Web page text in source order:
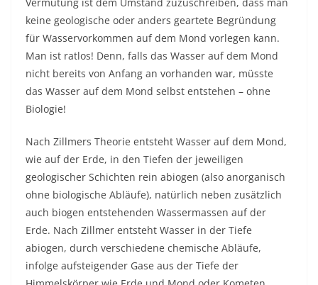
keine geologische oder anders geartete Begründung
für Wasservorkommen auf dem Mond vorlegen kann.
Man ist ratlos! Denn, falls das Wasser auf dem Mond
nicht bereits von Anfang an vorhanden war, müsste
das Wasser auf dem Mond selbst entstehen – ohne
Biologie!
Nach Zillmers Theorie entsteht Wasser auf dem Mond,
wie auf der Erde, in den Tiefen der jeweiligen
geologischer Schichten rein abiogen (also anorganisch
ohne biologische Abläufe), natürlich neben zusätzlich
auch biogen entstehenden Wassermassen auf der
Erde. Nach Zillmer entsteht Wasser in der Tiefe
abiogen, durch verschiedene chemische Abläufe,
infolge aufsteigender Gase aus der Tiefe der